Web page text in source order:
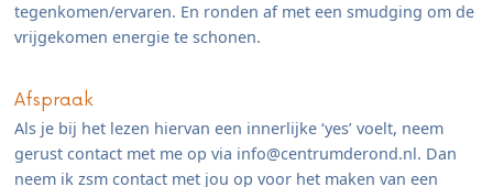
tegenkomen/ervaren. En ronden af met een smudging om de
vrijgekomen energie te schonen.
Afspraak
Als je bij het lezen hiervan een innerlijke ‘yes’ voelt, neem
gerust contact met me op via info@centrumderond.nl. Dan
neem ik zsm contact met jou op voor het maken van een